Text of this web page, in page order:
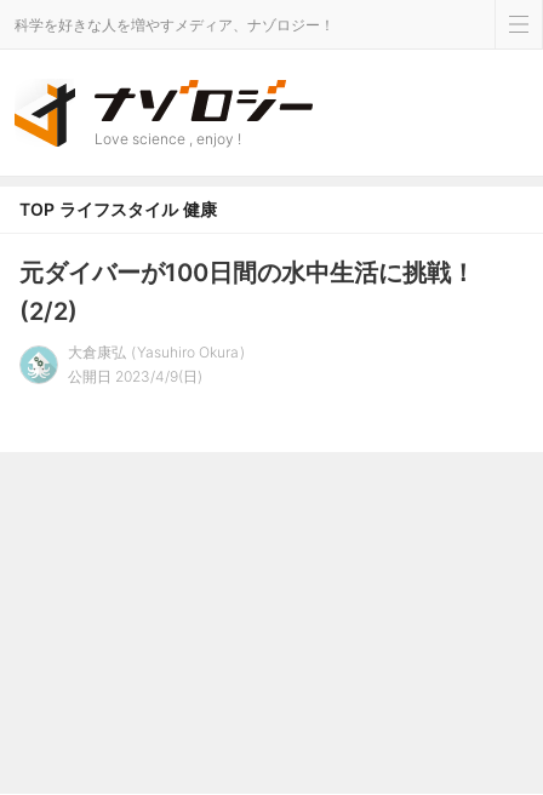
科学を好きな人を増やすメディア、ナゾロジー！
Love science , enjoy !
TOP ライフスタイル 健康
元ダイバーが100日間の水中生活に挑戦！
(2/2)
大倉康弘
Yasuhiro Okura
公開日 2023/4/9(日)